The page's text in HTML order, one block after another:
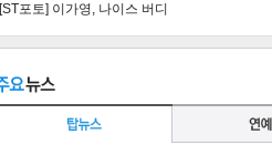
[ST포토] 이가영, 나이스 버디